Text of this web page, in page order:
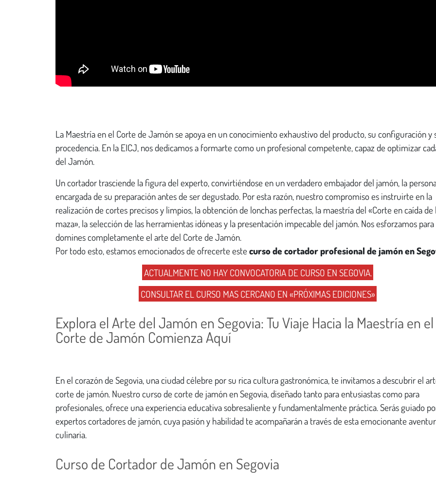
La Maestría en el Corte de Jamón se apoya en un conocimiento exhaustivo del producto, su configuración y
procedencia. En la EICJ, nos dedicamos a formarte como un profesional competente, capaz de optimizar
del Jamón.
Un cortador trasciende la figura del experto, convirtiéndose en un verdadero embajador del jamón, la
encargada de su preparación antes de ser degustado. Por esta razón, nuestro compromiso es instruirte en la
realización de cortes precisos y limpios, la obtención de lonchas perfectas, la maestría del «Corte en caída de
maza», la selección de las herramientas idóneas y la presentación impecable del jamón. Nos esforzamos
domines completamente el arte del Corte de Jamón.
Por todo esto, estamos emocionados de ofrecerte este curso de cortador profesional de jamón en
ACTUALMENTE NO HAY CONVOCATORIA DE CURSO EN SEGOVIA.
CONSULTAR EL CURSO MAS CERCANO EN «PRÓXIMAS EDICIONES»
Explora el Arte del Jamón en Segovia: Tu Viaje Hacia la Maestría en el
Corte de Jamón Comienza Aquí
En el corazón de Segovia, una ciudad célebre por su rica cultura gastronómica, te invitamos a descubrir el
corte de jamón. Nuestro curso de corte de jamón en Segovia, diseñado tanto para entusiastas como para
profesionales, ofrece una experiencia educativa sobresaliente y fundamentalmente práctica. Serás guiado
expertos cortadores de jamón, cuya pasión y habilidad te acompañarán a través de esta emocionante
culinaria.
Curso de Cortador de Jamón en Segovia